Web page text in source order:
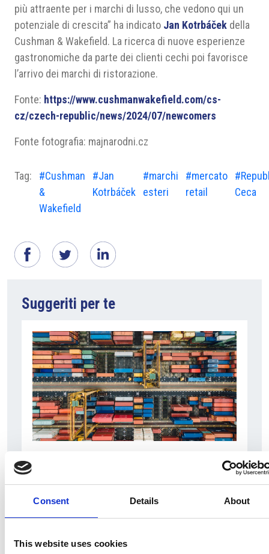
Consent Details About
This website uses cookies
più attraente per i marchi di lusso, che vedono qui un
potenziale di crescita” ha indicato Jan Kotrbáček della
Cushman & Wakefield. La ricerca di nuove esperienze
gastronomiche da parte dei clienti cechi poi favorisce
l’arrivo dei marchi di ristorazione.
Fonte: https://www.cushmanwakefield.com/cs-
cz/czech-republic/news/2024/07/newcomers
Fonte fotografia: majnarodni.cz
Tag:
#Cushman
&
Wakefield
#Jan
Kotrbáček
#marchi
esteri
#mercato
retail
Ceca
Suggeriti per te
Interviste